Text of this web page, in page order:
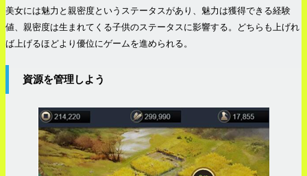
美女には魅力と親密度というステータスがあり、魅力は獲得できる経験
値、親密度は生まれてくる子供のステータスに影響する。どちらも上げれ
ば上げるほどより優位にゲームを進められる。
資源を管理しよう